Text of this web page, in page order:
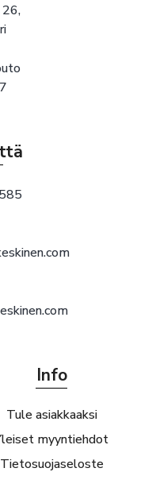
Info
Tule asiakkaaksi
myyntiehdot
Tietosuojaseloste